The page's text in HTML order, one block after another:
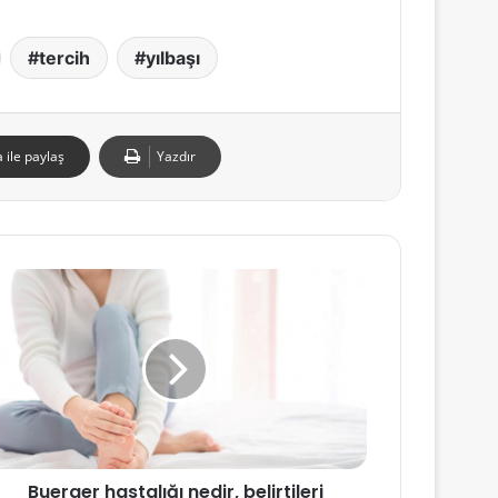
tercih yılbaşı
ile paylaş Yazdır
Buerger hastalığı nedir, belirtileri